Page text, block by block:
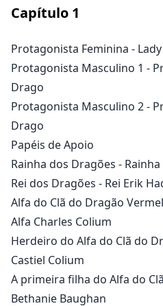
entre os dois.
Ela pressionou os dedos
arregalados, ainda sem
beijado.
“Você é um para falar de
como você não parava de
é o toque de um homem.
em direção à sua figura
“Você não sabe nada sobre
Apenas um mês atrás, Reya
Doutora Mais Reverenciada
Vermelho.
Mas tudo virou de cabeça
oferecida uma cadeira no
Ainda pior, ela foi unida aos
Capítulo 1
Protagonista Feminina -
Protagonista Masculino 1 -
Drago
Protagonista Masculino 2 -
Drago
Papéis de Apoio
Rainha dos Dragões -
Rei dos Dragões - Rei Erik
Alfa do Clã do Dragão
Alfa Charles Colium
Herdeiro do Alfa do Clã do
Castiel Colium
A primeira filha do Alfa do
Bethanie Baughan